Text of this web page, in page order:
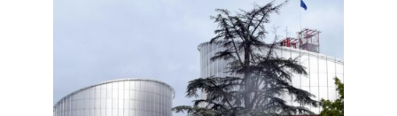
article
"Den
europeiske
menneskerettighetsdomstolen
fortsatt
være
uavhengig"